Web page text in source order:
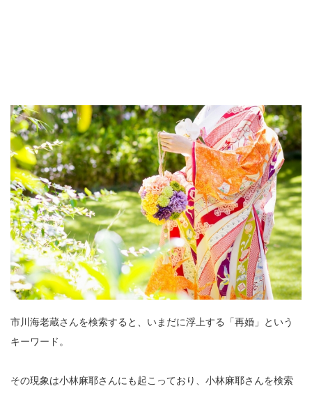
市川海老蔵さんを検索すると、いまだに浮上する「再婚」という
キーワード。
その現象は小林麻耶さんにも起こっており、小林麻耶さんを検索